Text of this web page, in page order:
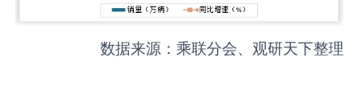
数据来源：乘联分会、观研天下整理